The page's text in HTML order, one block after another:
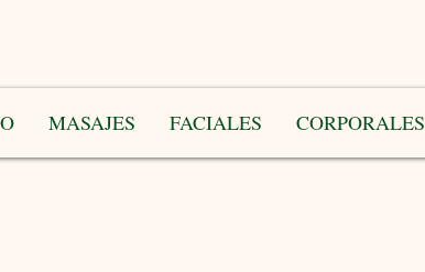
MASAJES FACIALES CORPORALES